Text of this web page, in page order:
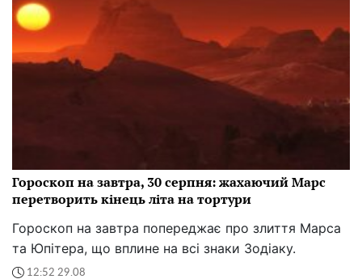
Гороскоп на завтра, 30 серпня: жахаючий Марс
перетворить кінець літа на тортури
Гороскоп на завтра попереджає про злиття Марса
та Юпітера, що вплине на всі знаки Зодіаку.
12:52 29.08